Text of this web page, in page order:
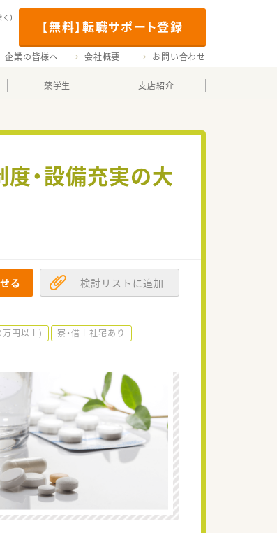
【無料】転職サポート登録
）
企業の皆様へ 会社概要 お問い合わせ
薬学生 支店紹介
・設備充実の大
る 検討リストに追加
円以上)
寮・借上社宅あり